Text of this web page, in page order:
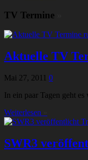
TV Termine
Aktuelle TV
Mai 27, 2011 0
In ein paar Tagen geht
Weiterlesen
SWR3